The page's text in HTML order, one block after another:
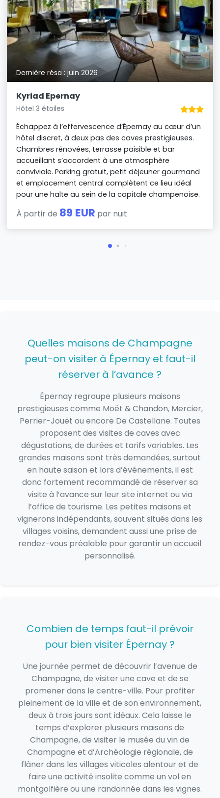
Dernière résa : juin 2026
Kyriad Epernay
Hôtel 3 étoiles
Échappez à l’effervescence d’Épernay au cœur d’un
hôtel discret, à deux pas des caves prestigieuses.
Chambres rénovées, terrasse paisible et bar
accueillant s’accordent à une atmosphère
conviviale. Parking gratuit, petit déjeuner gourmand
et emplacement central complètent ce lieu idéal
pour une halte au sein de la capitale champenoise.
À partir de 89 EUR par nuit
Quelles maisons de Champagne
peut-on visiter à Épernay et faut-il
réserver à l’avance ?
Épernay regroupe plusieurs maisons
prestigieuses comme Moët & Chandon, Mercier,
Perrier-Jouët ou encore De Castellane. Toutes
proposent des visites de caves avec
dégustations, de durées et tarifs variables. Les
grandes maisons sont très demandées, surtout
en haute saison et lors d’événements, il est
donc fortement recommandé de réserver sa
visite à l’avance sur leur site internet ou via
l’office de tourisme. Les petites maisons et
vignerons indépendants, souvent situés dans les
villages voisins, demandent aussi une prise de
rendez-vous préalable pour garantir un accueil
personnalisé.
Combien de temps faut-il prévoir
pour bien visiter Épernay ?
Une journée permet de découvrir l’avenue de
Champagne, de visiter une cave et de se
promener dans le centre-ville. Pour profiter
pleinement de la ville et de son environnement,
deux à trois jours sont idéaux. Cela laisse le
temps d’explorer plusieurs maisons de
Champagne, de visiter le musée du vin de
Champagne et d’Archéologie régionale, de
flâner dans les villages viticoles alentour et de
faire une activité insolite comme un vol en
montgolfière ou une randonnée dans les vignes.